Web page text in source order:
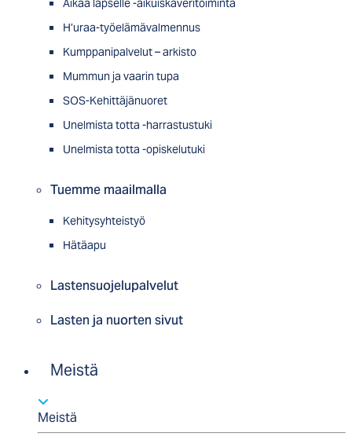
Aikaa lapselle -aikuiskaveritoiminta
H’uraa-työelämävalmennus
Kumppanipalvelut – arkisto
Mummun ja vaarin tupa
SOS-Kehittäjänuoret
Unelmista totta -harrastustuki
Unelmista totta -opiskelutuki
Tuemme maailmalla
Kehitysyhteistyö
Hätäapu
Lastensuojelupalvelut
Lasten ja nuorten sivut
Meistä
Meistä